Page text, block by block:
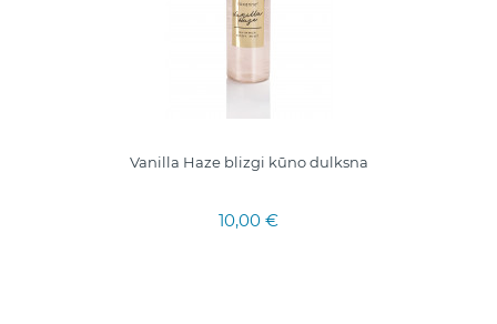
Vanilla Haze blizgi kūno dulksna
10,00 €